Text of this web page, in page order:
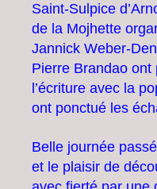
Saint-Sulpice
de la Mojhette
Jannick Weber-
Pierre Brandao
l’écriture avec la
ont ponctué les
Belle journée
et le plaisir de